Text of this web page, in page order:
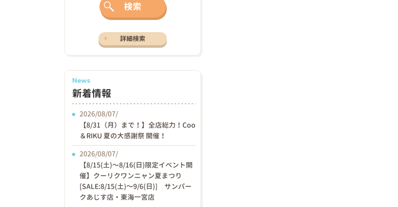
検索
詳細検索
News
新着情報
2026/08/07/
【8/31（月）まで！】全店総力！Coo
＆RIKU 夏の大感謝祭 開催！
2026/08/07/
【8/15(土)〜8/16(日)限定イベント開
催】クーリクワンニャン夏まつり
[SALE:8/15(土)～9/6(日)] サンパー
クあじす店・東海一宮店